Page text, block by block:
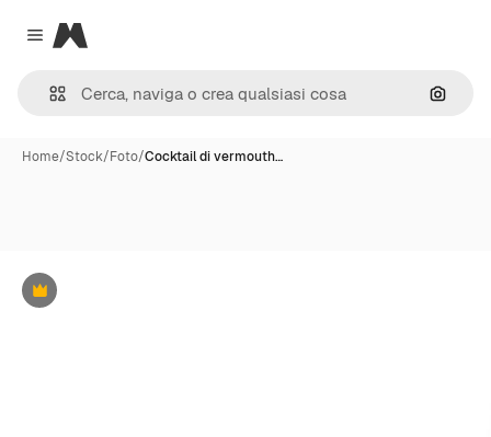
Close menu
Magnific
Cerca
Home/Stock/Foto/Cocktail di vermouth…
Premium